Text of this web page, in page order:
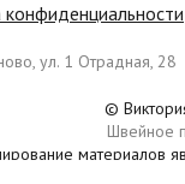
ул. 1 Отрадная, 28
©
Швейное
материалов